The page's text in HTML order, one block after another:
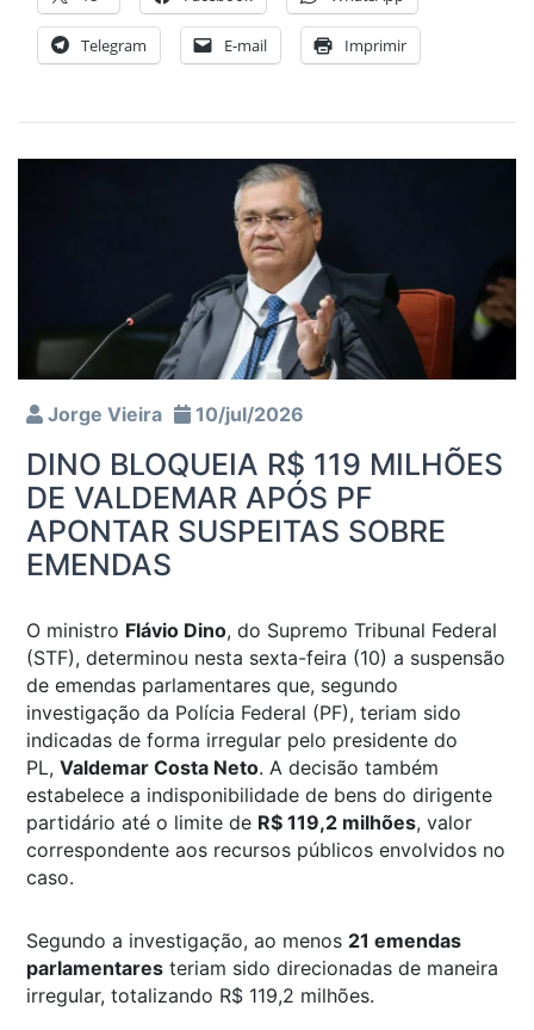
Telegram E-mail Imprimir
Jorge Vieira 10/jul/2026
DINO BLOQUEIA R$ 119 MILHÕES
DE VALDEMAR APÓS PF
APONTAR SUSPEITAS SOBRE
EMENDAS
O ministro Flávio Dino, do Supremo Tribunal Federal
(STF), determinou nesta sexta-feira (10) a suspensão
de emendas parlamentares que, segundo
investigação da Polícia Federal (PF), teriam sido
indicadas de forma irregular pelo presidente do
PL, Valdemar Costa Neto. A decisão também
estabelece a indisponibilidade de bens do dirigente
partidário até o limite de R$ 119,2 milhões, valor
correspondente aos recursos públicos envolvidos no
caso.
Segundo a investigação, ao menos 21 emendas
parlamentares teriam sido direcionadas de maneira
irregular, totalizando R$ 119,2 milhões.